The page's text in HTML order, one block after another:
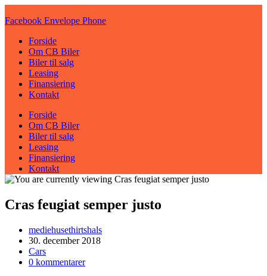
to
Facebook Envelope Phone
Forside
Om CB Biler
Biler til salg
Leasing
Finansiering
Kontakt
Forside
Om CB Biler
Biler til salg
Leasing
Finansiering
Kontakt
Cras feugiat semper justo
Post
author:
mediehusethirtshals
Post
published:
30. december 2018
Post
category:
Cars
Post
0 kommentarer